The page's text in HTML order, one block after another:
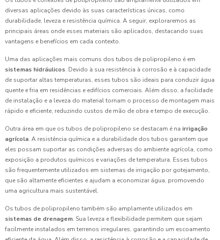
diversas aplicações devido às suas características únicas, como
durabilidade, leveza e resistência química. A seguir, exploraremos as
principais áreas onde esses materiais são aplicados, destacando suas
vantagens e benefícios em cada contexto.
Uma das aplicações mais comuns dos tubos de polipropileno é em
sistemas hidráulicos. Devido à sua resistência à corrosão e à capacidade
de suportar altas temperaturas, esses tubos são ideais para conduzir água
quente e fria em residências e edifícios comerciais. Além disso, a facilidade
de instalação e a leveza do material tornam o processo de montagem mais
rápido e eficiente, reduzindo custos de mão de obra e tempo de execução.
Outra área em que os tubos de polipropileno se destacam é na irrigação
agrícola. A resistência química e a durabilidade dos tubos garantem que
eles possam suportar as condições adversas do ambiente agrícola, como
exposição a produtos químicos e variações de temperatura. Esses tubos
são frequentemente utilizados em sistemas de irrigação por gotejamento,
que são altamente eficientes e ajudam a economizar água, promovendo
uma agricultura mais sustentável.
Os tubos de polipropileno também são amplamente utilizados em
sistemas de drenagem. Sua leveza e flexibilidade permitem que sejam
facilmente instalados em terrenos irregulares, garantindo um escoamento